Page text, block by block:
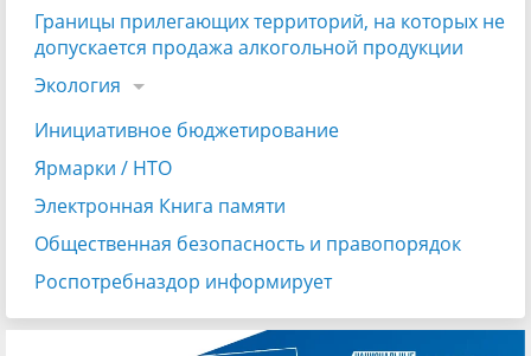
Границы прилегающих территорий, на которых не
допускается продажа алкогольной продукции
Экология
Инициативное бюджетирование
Ярмарки / НТО
Электронная Книга памяти
Общественная безопасность и правопорядок
Роспотребназдор информирует